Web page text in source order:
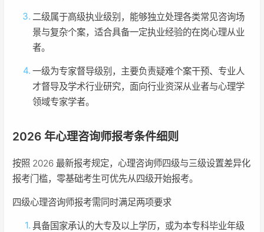
二级属于高级执业级别，能够独立处理各类常见咨询场
景与复杂个案，适合具备一定执业经验的在岗心理从业
者。
一级为专家督导级别，主要负责疑难个案干预、专业人
才督导及学术行业研究，面向行业资深从业者与心理学
领域专家学者。
2026 年心理咨询师报考条件细则
按照 2026 最新报考规定，心理咨询师四级与三级设置差异化
报考门槛，零基础考生可优先从四级开始报考。
四级心理咨询师报考需同时满足两项要求
具备国家承认的大专及以上学历，或为本专科毕业年级